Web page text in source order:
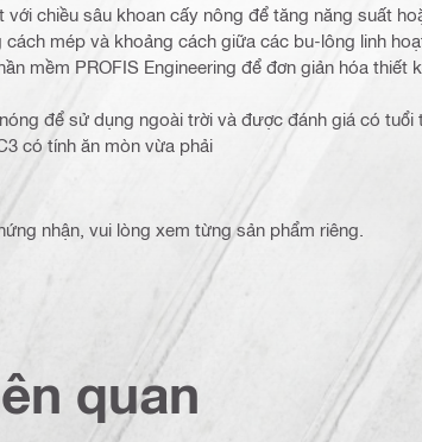
với chiều sâu khoan cấy nông để tăng năng suất
mép và khoảng cách giữa các bu-lông linh
mềm PROFIS Engineering để đơn giản hóa thiết
để sử dụng ngoài trời và được đánh giá có tuổi
có tính ăn mòn vừa phải
nhận, vui lòng xem từng sản phẩm riêng.
quan